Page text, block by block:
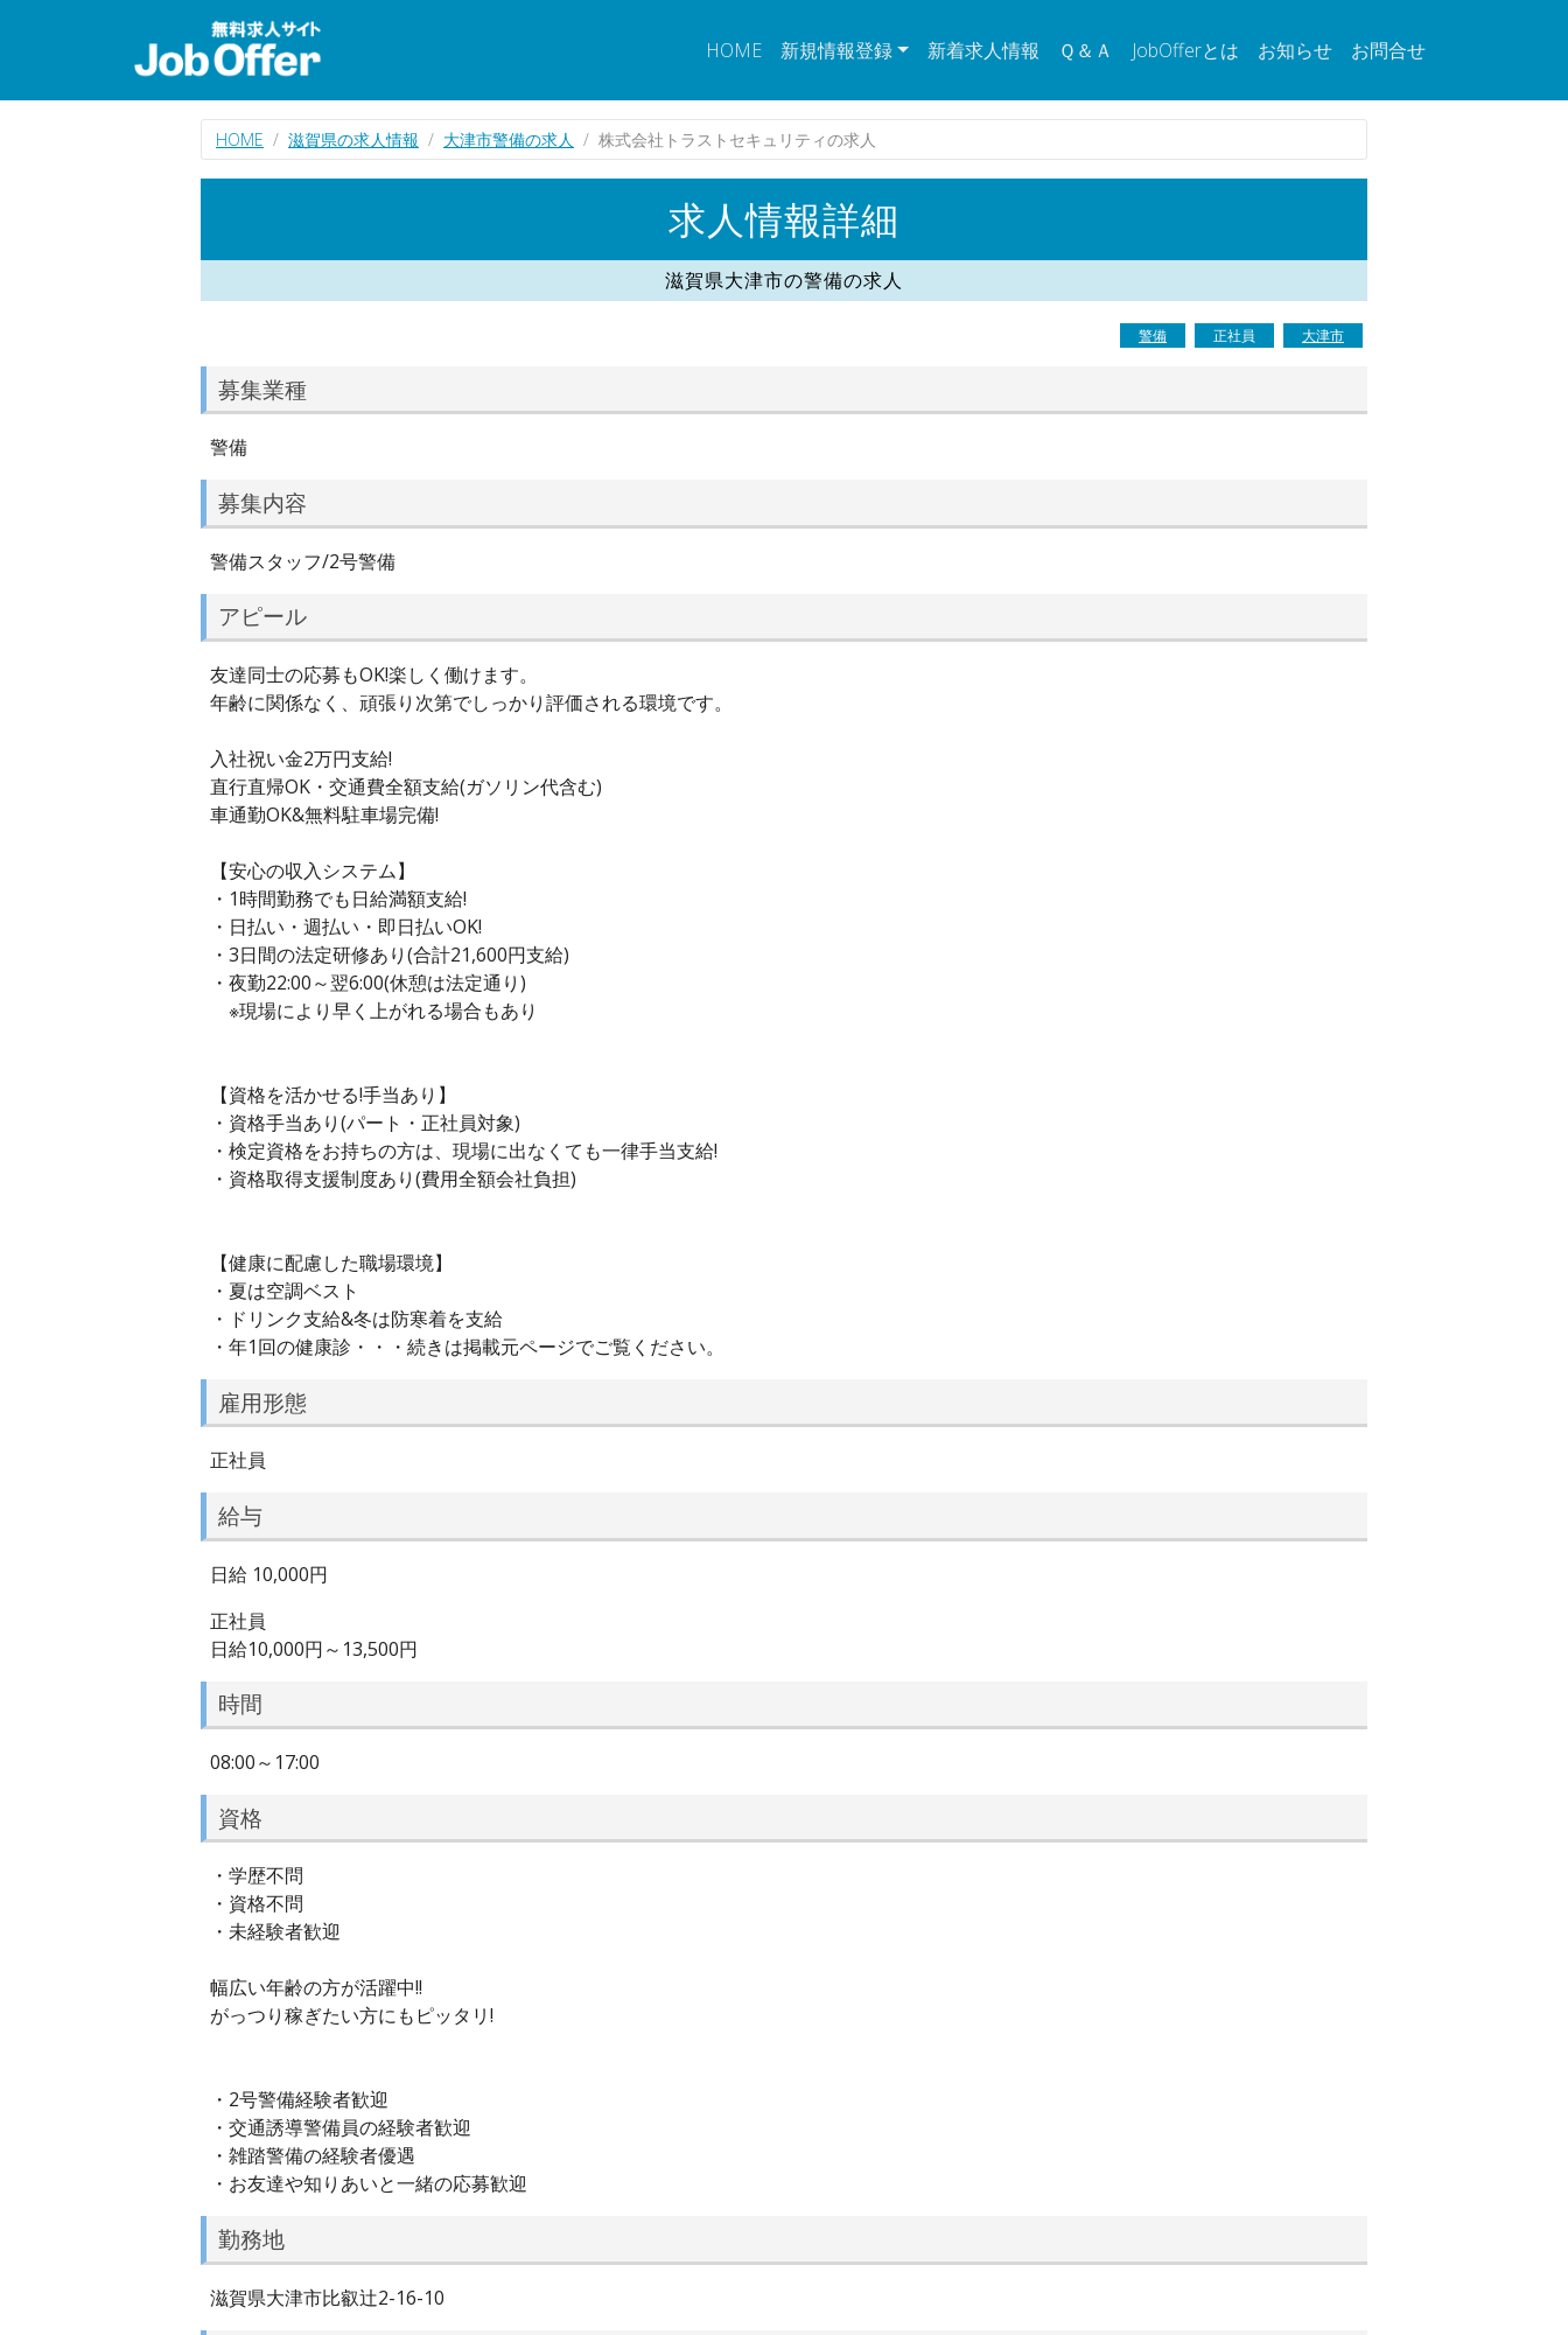
HOME 新規情報登録 新着求人情報 Ｑ＆Ａ JobOfferとは お知らせ お問合せ
HOME 滋賀県の求人情報 大津市警備の求人 株式会社トラストセキュリティの求人
求人情報詳細
滋賀県大津市の警備の求人
警備 正社員 大津市
募集業種
警備
募集内容
警備スタッフ/2号警備
アピール
友達同士の応募もOK!楽しく働けます。
年齢に関係なく、頑張り次第でしっかり評価される環境です。
入社祝い金2万円支給!
直行直帰OK・交通費全額支給(ガソリン代含む)
車通勤OK&無料駐車場完備!
【安心の収入システム】
・1時間勤務でも日給満額支給!
・日払い・週払い・即日払いOK!
・3日間の法定研修あり(合計21,600円支給)
・夜勤22:00～翌6:00(休憩は法定通り)
※現場により早く上がれる場合もあり
【資格を活かせる!手当あり】
・資格手当あり(パート・正社員対象)
・検定資格をお持ちの方は、現場に出なくても一律手当支給!
・資格取得支援制度あり(費用全額会社負担)
【健康に配慮した職場環境】
・夏は空調ベスト
・ドリンク支給&冬は防寒着を支給
・年1回の健康診・・・続きは掲載元ページでご覧ください。
雇用形態
正社員
給与
日給 10,000円
正社員
日給10,000円～13,500円
時間
08:00～17:00
資格
・学歴不問
・資格不問
・未経験者歓迎
幅広い年齢の方が活躍中!!
がっつり稼ぎたい方にもピッタリ!
・2号警備経験者歓迎
・交通誘導警備員の経験者歓迎
・雑踏警備の経験者優遇
・お友達や知りあいと一緒の応募歓迎
勤務地
滋賀県大津市比叡辻2-16-10